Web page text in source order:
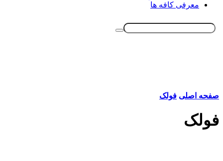
معرفی کافه ها
صفحه اصلی فولک
فولک